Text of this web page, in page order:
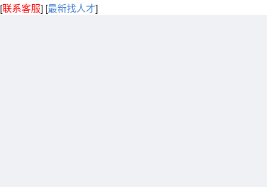
[联系客服] [最新找人才]